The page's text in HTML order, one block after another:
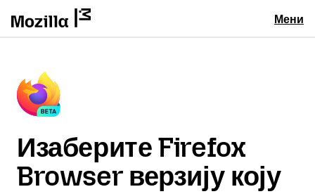
Мени
Изаберите Firefox
Browser верзију коју